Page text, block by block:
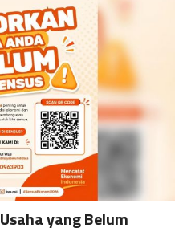
yang Belum